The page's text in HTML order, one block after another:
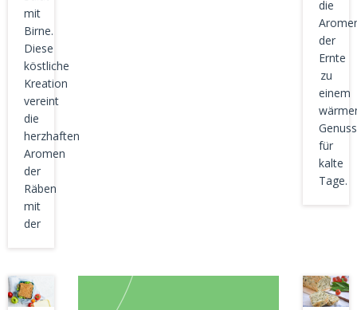
mit
Birne.
Diese
köstliche
Kreation
vereint
die
herzhaften
Aromen
der
Räben
mit
der
die
der
Ernte
zu
einem
Genuss
für
kalte
Tage.